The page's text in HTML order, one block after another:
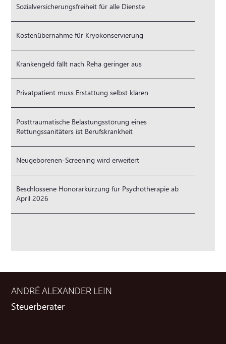
Sozialversicherungsfreiheit für alle Dienste
Kostenübernahme für Kryokonservierung
Krankengeld fällt nach Reha geringer aus
Privatpatient muss Erstattung selbst klären
Posttraumatische Belastungsstörung eines
Rettungssanitäters ist Berufskrankheit
Neugeborenen-Screening wird erweitert
Beschlossene Honorarkürzung für Psychotherapie ab
April 2026
ANDRÉ ALEXANDER LEIN
Steuerberater